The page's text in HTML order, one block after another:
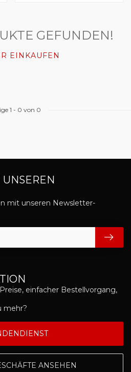
GEFUNDEN!
EINKAUFEN
1 - 0 von 0
einfacher Bestellvorgang,
mehr?
ANSEHEN
mit unseren Newsletter-